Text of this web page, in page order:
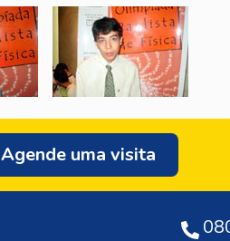
Agende uma visita